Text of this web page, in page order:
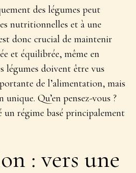
des légumes peut
nutritionnelles et à une
donc crucial de maintenir
et équilibrée, même en
légumes doivent être vus
de l’alimentation, mais
Qu’en pensez-vous ?
un régime basé principalement
: vers une